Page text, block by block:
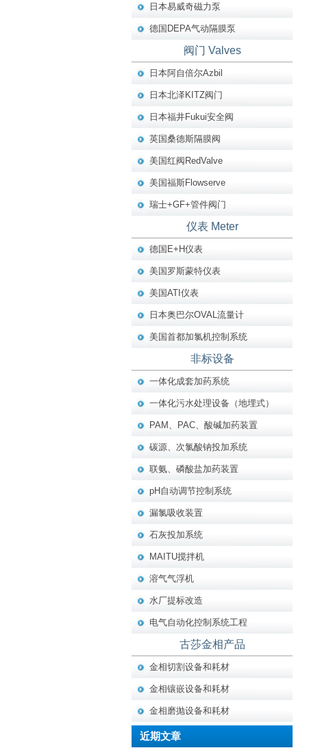
日本易威奇磁力泵
德国DEPA气动隔膜泵
阀门 Valves
日本阿自倍尔Azbil
日本北泽KITZ阀门
日本福井Fukui安全阀
英国桑德斯隔膜阀
美国红阀RedValve
美国福斯Flowserve
瑞士+GF+管件阀门
仪表 Meter
德国E+H仪表
美国罗斯蒙特仪表
美国ATI仪表
日本奥巴尔OVAL流量计
美国首都加氯机控制系统
非标设备
一体化成套加药系统
一体化污水处理设备（地埋式）
PAM、PAC、酸碱加药装置
碳源、次氯酸钠投加系统
联氨、磷酸盐加药装置
pH自动调节控制系统
漏氯吸收装置
石灰投加系统
MAITU搅拌机
溶气气浮机
水厂提标改造
电气自动化控制系统工程
古莎金相产品
金相切割设备和耗材
金相镶嵌设备和耗材
金相磨抛设备和耗材
近期文章